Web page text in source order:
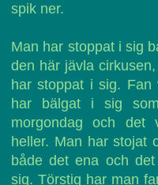
spik ner.
Man har stoppat i sig
den här jävla
har stoppat i sig.
har bälgat i sig
morgondag och det
heller. Man har stojat
både det ena och
sig. Törstig har man